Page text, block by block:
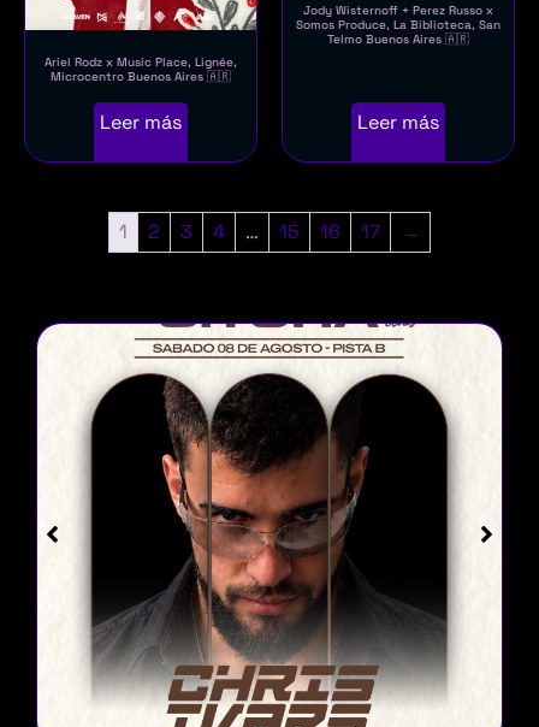
Ariel Rodz x Music Place, Lignée,
Microcentro Buenos Aires 🇦🇷
Leer más
Jody Wisternoff + Perez Russo x
Somos Produce, La Biblioteca, San
Telmo Buenos Aires 🇦🇷
Leer más
1 2 3 4 … 15 16 17 →